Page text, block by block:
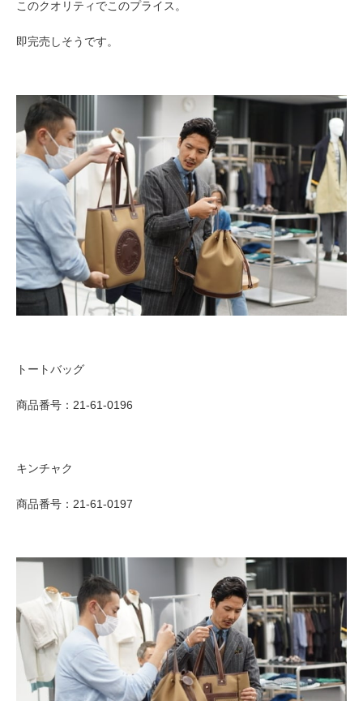
このクオリティでこのプライス。
即完売しそうです。
トートバッグ
商品番号：21-61-0196
キンチャク
商品番号：21-61-0197